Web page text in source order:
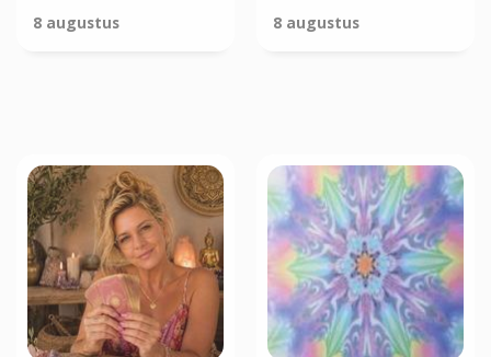
8 augustus 8 augustus